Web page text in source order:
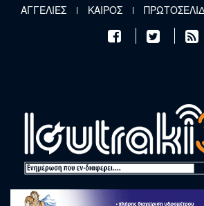
Παράκαμψη προς το κυρίως περιεχόμενο
ΑΓΓΕΛΙΕΣ ΚΑΙΡΟΣ